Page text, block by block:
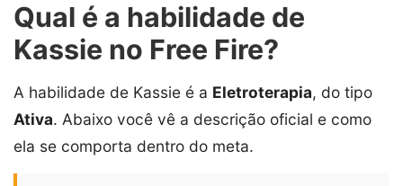
Qual é a habilidade de
Kassie no Free Fire?
A habilidade de Kassie é a Eletroterapia, do tipo
Ativa. Abaixo você vê a descrição oficial e como
ela se comporta dentro do meta.